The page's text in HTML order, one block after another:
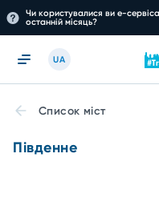
Чи користувалися ви е-
останній місяць?
UA
Список міст
Південне